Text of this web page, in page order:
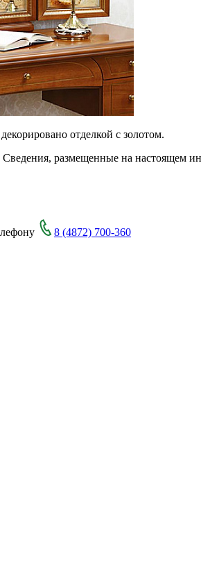
отделкой с золотом.
размещенные на настоящем
8 (4872) 700-360